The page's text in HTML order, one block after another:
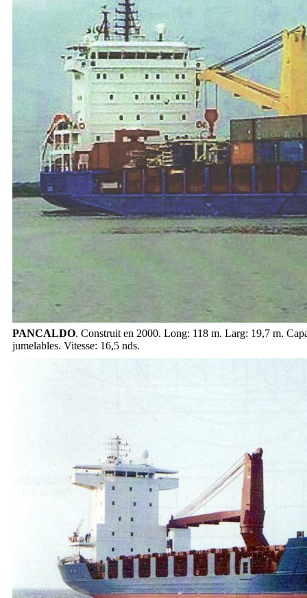
PANCALDO. Construit en 2000. Long: 118 m. Larg: 19,7 m.
jumelables. Vitesse: 16,5 nds.